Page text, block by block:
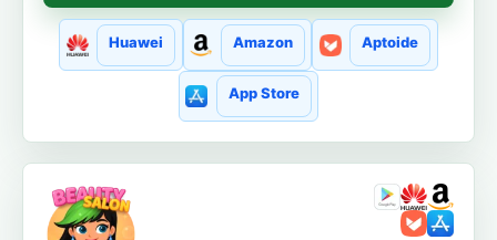
Huawei Amazon Aptoide
App Store